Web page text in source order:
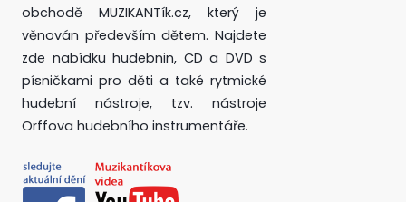
obchodě MUZIKANTík.cz, který je
věnován především dětem. Najdete
zde nabídku hudebnin, CD a DVD s
písničkami pro děti a také rytmické
hudební nástroje, tzv. nástroje
Orffova hudebního instrumentáře.